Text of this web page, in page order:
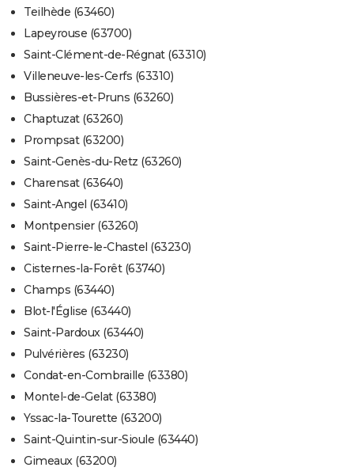
Teilhède (63460)
Lapeyrouse (63700)
Saint-Clément-de-Régnat (63310)
Villeneuve-les-Cerfs (63310)
Bussières-et-Pruns (63260)
Chaptuzat (63260)
Prompsat (63200)
Saint-Genès-du-Retz (63260)
Charensat (63640)
Saint-Angel (63410)
Montpensier (63260)
Saint-Pierre-le-Chastel (63230)
Cisternes-la-Forêt (63740)
Champs (63440)
Blot-l'Église (63440)
Saint-Pardoux (63440)
Pulvérières (63230)
Condat-en-Combraille (63380)
Montel-de-Gelat (63380)
Yssac-la-Tourette (63200)
Saint-Quintin-sur-Sioule (63440)
Gimeaux (63200)